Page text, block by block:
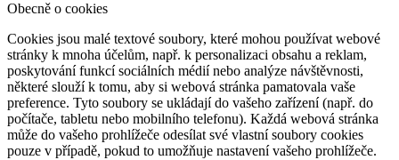
Obecně o cookies
Cookies jsou malé textové soubory, které mohou používat webové
stránky k mnoha účelům, např. k personalizaci obsahu a reklam,
poskytování funkcí sociálních médií nebo analýze návštěvnosti,
některé slouží k tomu, aby si webová stránka pamatovala vaše
preference. Tyto soubory se ukládají do vašeho zařízení (např. do
počítače, tabletu nebo mobilního telefonu). Každá webová stránka
může do vašeho prohlížeče odesílat své vlastní soubory cookies
pouze v případě, pokud to umožňuje nastavení vašeho prohlížeče.